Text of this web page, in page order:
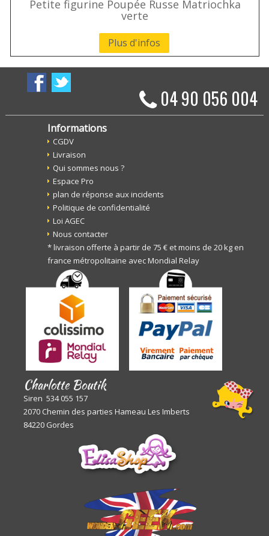
Petite figurine Poupée Russe Matriochka
verte
Plus d'infos
04 90 056 004
Informations
CGDV
Livraison
Qui sommes nous ?
Espace Pro
plan de réponse aux incidents
Politique de confidentialité
Loi AGEC
Nous contacter
* livraison offerte à partir de 75 € et moins de 20 kg en
france métropolitaine avec Mondial Relay
Charlotte Boutik
Siren 534 055 157
2070 Chemin des parties Hameau Les Imberts
84220 Gordes